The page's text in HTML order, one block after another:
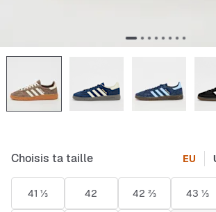
Choisis ta taille EU
41 ⅓ 42 42 ⅔ 43 ⅓